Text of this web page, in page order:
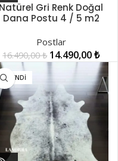
Natürel Gri Renk Doğal
Dana Postu 4 / 5 m2
Postlar
16.490,00₺ 14.490,00₺
TÜKENDI